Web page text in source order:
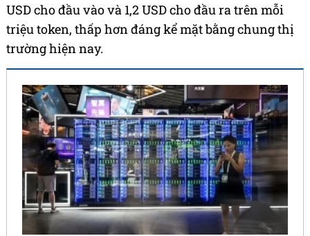
USD cho đầu vào và 1,2 USD cho đầu ra trên mỗi
triệu token, thấp hơn đáng kể mặt bằng chung thị
trường hiện nay.